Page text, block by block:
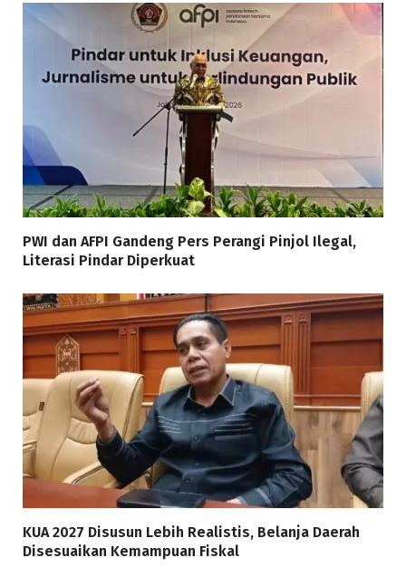
PWI dan AFPI Gandeng Pers Perangi Pinjol Ilegal,
Literasi Pindar Diperkuat
KUA 2027 Disusun Lebih Realistis, Belanja Daerah
Disesuaikan Kemampuan Fiskal